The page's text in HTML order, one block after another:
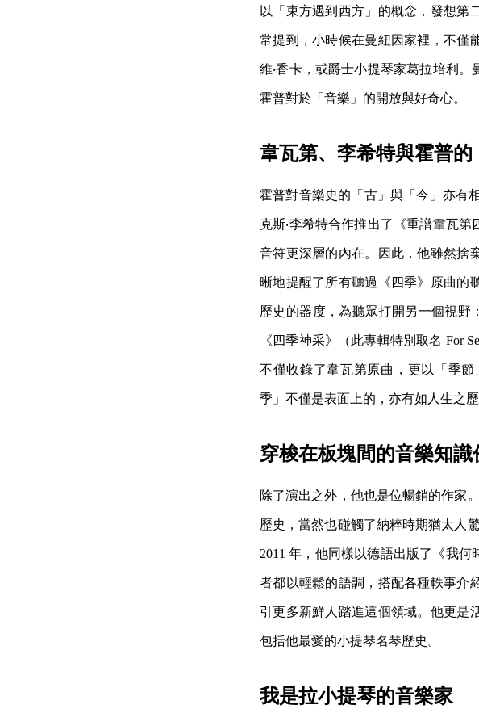
以「東方遇到西方」的概念，發想第
常提到，小時候在曼紐因家裡，不僅
維‧香卡，或爵士小提琴家葛拉培利
霍普對於「音樂」的開放與好奇心。
韋瓦第、李希特與霍普的
霍普對音樂史的「古」與「今」亦有
克斯‧李希特合作推出了《重譜韋瓦
音符更深層的內在。因此，他雖然捨
晰地提醒了所有聽過《四季》原曲的
歷史的器度，為聽眾打開另一個視野
《四季神采》（此專輯特別取名 For
不僅收錄了韋瓦第原曲，更以「季
季」不僅是表面上的，亦有如人生之歷
穿梭在板塊間的音樂知識
除了演出之外，他也是位暢銷的作家
歷史，當然也碰觸了納粹時期猶太人
2011 年，他同樣以德語出版了《我
者都以輕鬆的語調，搭配各種軼事介
引更多新鮮人踏進這個領域。他更是
包括他最愛的小提琴名琴歷史。
我是拉小提琴的音樂家